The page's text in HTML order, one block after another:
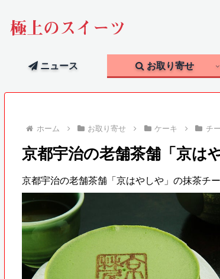
極上のスイーツ
ニュース お取り寄せ
ホーム お取り寄せ ケーキ チ
京都宇治の老舗茶舗「京は
京都宇治の老舗茶舗「京はやしや」の抹茶チ